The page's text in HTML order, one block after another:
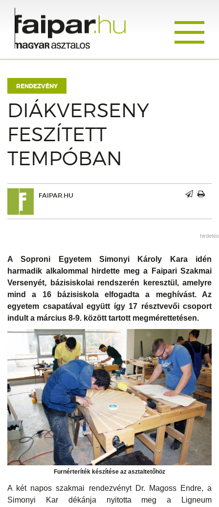
RENDEZVÉNY
DIÁKVERSENY
FESZÍTETT
TEMPÓBAN
FAIPAR.HU
hirdetés
A Soproni Egyetem Simonyi Károly Kara idén
harmadik alkalommal hirdette meg a Faipari Szakmai
Versenyét, bázisiskolai rendszerén keresztül, amelyre
mind a 16 bázisiskola elfogadta a meghívást. Az
egyetem csapatával együtt így 17 résztvevői csoport
indult a március 8-9. között tartott megmérettetésen.
Furnérteríték készítése az asztaltetőhöz
A két napos szakmai rendezvényt Dr. Magoss Endre, a
Simonyi Kar dékánja nyitotta meg a Ligneum